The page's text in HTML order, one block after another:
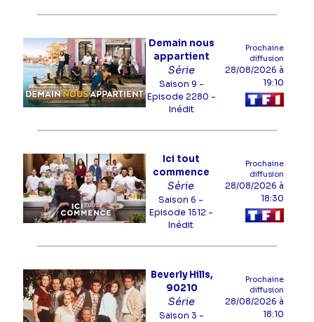
Demain nous
appartient
Série
Saison 9 -
Episode 2280 -
Inédit
Prochaine
diffusion
28/08/2026 à
19:10
Ici tout
commence
Série
Saison 6 -
Episode 1512 -
Inédit
Prochaine
diffusion
28/08/2026 à
18:30
Beverly Hills,
90210
Série
Saison 3 -
Prochaine
diffusion
28/08/2026 à
18:10